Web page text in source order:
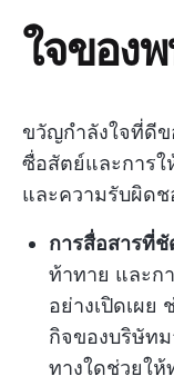
ใจของ
ขวัญกำลังใจที่ดีข
ซื่อสัตย์และการใ
และความรับผิด
การสื่อสารที่ชั
ท้าทาย และก
อย่างเปิดเผย
กิจของบริษัท
ทางใดช่วยใ